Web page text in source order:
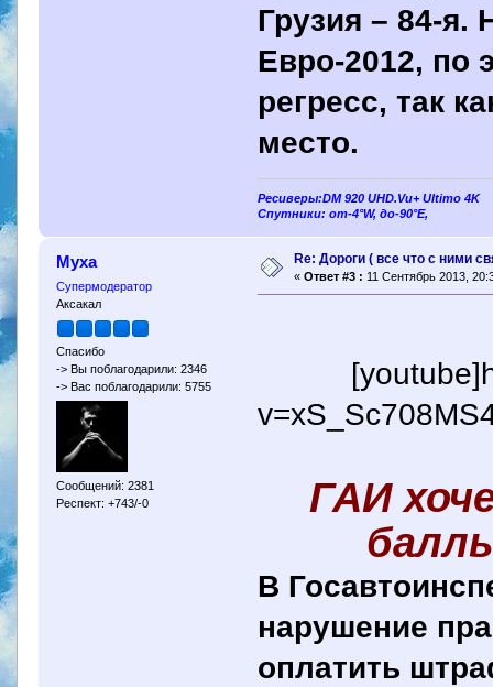
Грузия – 84-я.
Евро-2012, по
регресс, так
место.
Ресиверы:DM 920 UHD.Vu+ Ultimo 4K
Спутники: от-4°W, до-90°E,
Муха
Супермодератор
Аксакал
Спасибо
-> Вы поблагодарили: 2346
-> Вас поблагодарили: 5755
Сообщений: 2381
Респект: +743/-0
Re: Дороги ( все что с ними
« Ответ #3 : 11 Сентябрь 2013,
ГАИ
В
нарушение
оплатить